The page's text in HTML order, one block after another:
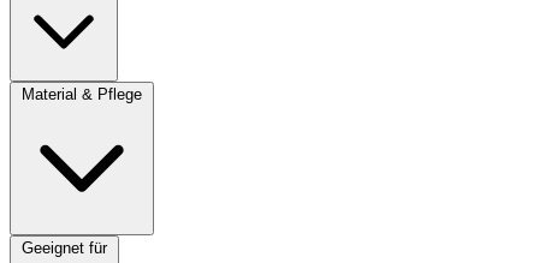
Material & Pflege
Geeignet für